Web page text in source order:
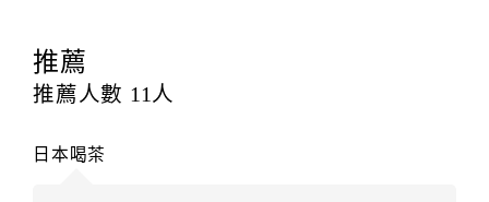
四、取消訂房規則
交通部觀光局106年7月21日觀宿字第1060600630號函
公告修正
訂約人
推薦
推薦人數 11 人
日本喝茶